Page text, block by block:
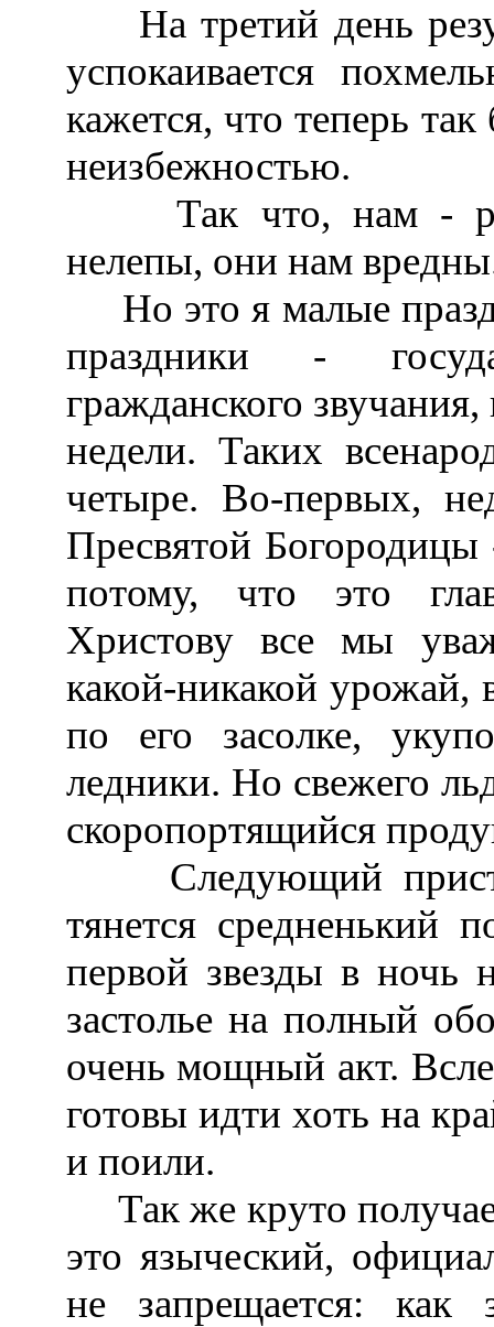
На третий день
успокаивается
кажется, что теперь
неизбежностью.
Так что, нам -
нелепы, они нам
Но это я малые
праздники -
гражданского
недели. Таких
четыре. Во-первых,
Пресвятой
потому, что это
Христову все мы
какой-никакой урожай,
по его засолке,
ледники. Но свежего
скоропортящийся
Следующий
тянется средненький
первой звезды в ночь
застолье на полный
очень мощный акт.
готовы идти хоть на
и поили.
Так же круто
это языческий,
не запрещается: как